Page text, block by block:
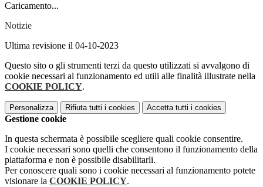
Caricamento...
Notizie
Ultima revisione il 04-10-2023
Questo sito o gli strumenti terzi da questo utilizzati si avvalgono di
cookie necessari al funzionamento ed utili alle finalità illustrate nella
COOKIE POLICY.
Personalizza Rifiuta tutti i cookies Accetta tutti i cookies
Gestione cookie
In questa schermata è possibile scegliere quali cookie consentire.
I cookie necessari sono quelli che consentono il funzionamento della
piattaforma e non è possibile disabilitarli.
Per conoscere quali sono i cookie necessari al funzionamento potete
visionare la COOKIE POLICY.